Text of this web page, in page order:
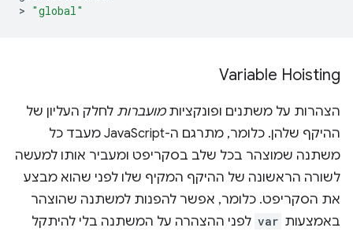
> "global"
Variable Hoisting
הצהרות על משתנים ופונקציותמועברות לחלק העליון של
ההיקף שלהן. כלומר, מתרגם ה-JavaScript מעבד כל
משתנה שמוצהר בכל שלב בסקריפט ומעביר אותו למעשה
לשורה הראשונה של ההיקף המקיף שלו לפני שהוא מבצע
את הסקריפט. כלומר, אפשר להפנות למשתנה שהוצהר
באמצעות var לפני ההצהרה על המשתנה בלי להיתקל